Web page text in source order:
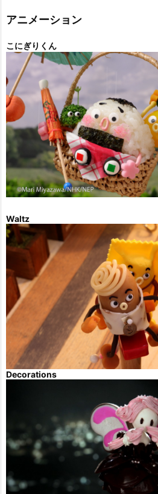
ー
アニメーション
こにぎりくん
Waltz
Decorations